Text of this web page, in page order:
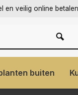
en veilig online betalen
buiten